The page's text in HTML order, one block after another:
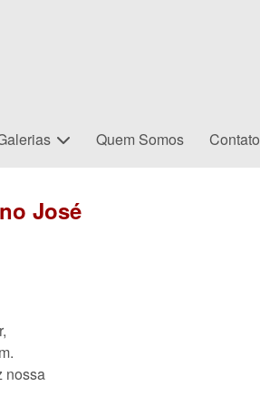
Quem Somos Contato
José
nossa